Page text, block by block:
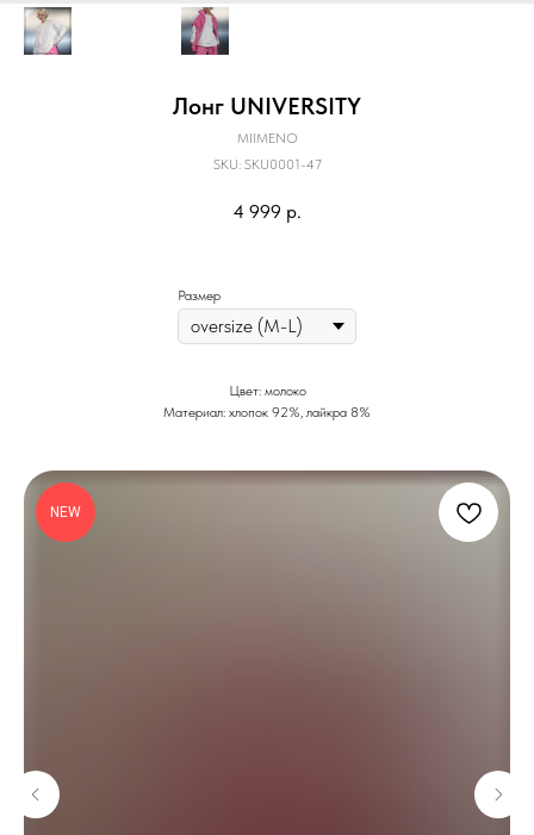
Лонг UNIVERSITY
MIIMENO
SKU: SKU0001-47
4 999 р.
Размер
Цвет: молоко
Материал: хлопок 92%, лайкра 8%
NEW